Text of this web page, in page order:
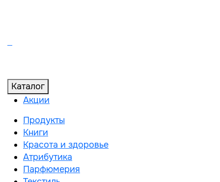
Каталог
Акции
Продукты
Книги
Красота и здоровье
Атрибутика
Парфюмерия